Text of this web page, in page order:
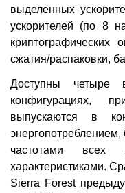
выделенных
ускорителей (по 8
криптографических
сжатия/распаковки,
Доступны
конфигурациях,
выпускаются в
частотами
характеристиками.
Sierra Forest